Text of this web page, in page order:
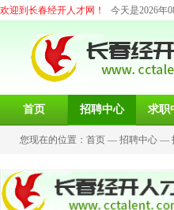
欢迎到长春经开人才网！ 今天是2026年
首页 招聘中心 求职
您现在的位置： 首页 — 招聘中心 —